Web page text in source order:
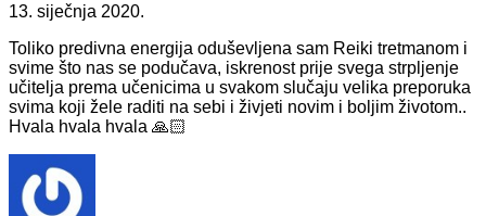
13. siječnja 2020.
Toliko predivna energija oduševljena sam Reiki tretmanom i
svime što nas se podučava, iskrenost prije svega strpljenje
učitelja prema učenicima u svakom slučaju velika preporuka
svima koji žele raditi na sebi i živjeti novim i boljim životom..
Hvala hvala hvala 🙏🏻